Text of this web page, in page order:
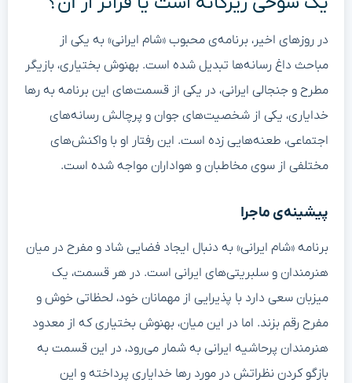
در روزهای اخیر، برنامه‌ی محبوب «شام ایرانی» به یکی از
مباحث داغ رسانه‌ها تبدیل شده است. بهنوش بختیاری، بازیگر
مطرح و جنجالی ایرانی، در یکی از قسمت‌های این برنامه به رها
خدایاری، یکی از شخصیت‌های جوان و پرچالش رسانه‌های
اجتماعی، طعنه‌هایی زده است. این رفتار او با واکنش‌های
مختلفی از سوی مخاطبان و هواداران مواجه شده است.
پیشینه‌ی ماجرا
برنامه «شام ایرانی» به دنبال ایجاد فضایی شاد و مفرح در میان
هنرمندان و سلبریتی‌های ایرانی است. در هر قسمت، یک
میزبان سعی دارد با پذیرایی از مهمانان خود، لحظاتی خوش و
مفرح رقم بزند. اما در این میان، بهنوش بختیاری که از معدود
هنرمندان پرحاشیه ایرانی به شمار می‌رود، در این قسمت به
بازگو کردن نظراتش در مورد رها خدایاری پرداخته و این